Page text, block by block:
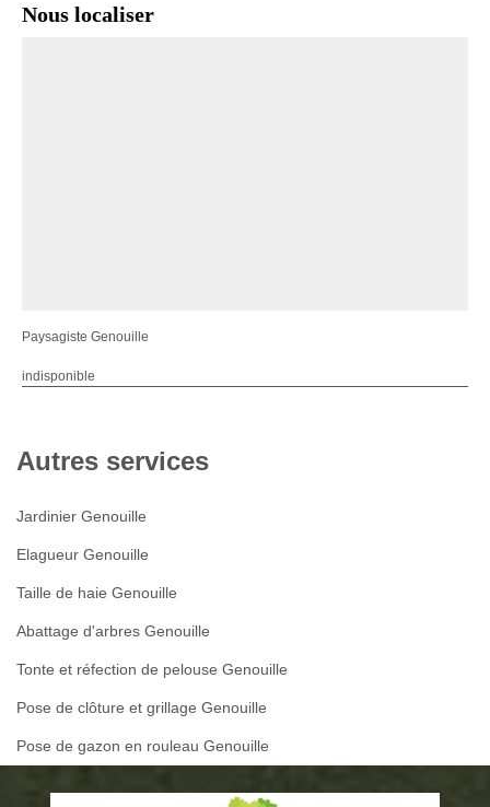
Nous localiser
Paysagiste Genouille
indisponible
Autres services
Jardinier Genouille
Elagueur Genouille
Taille de haie Genouille
Abattage d'arbres Genouille
Tonte et réfection de pelouse Genouille
Pose de clôture et grillage Genouille
Pose de gazon en rouleau Genouille